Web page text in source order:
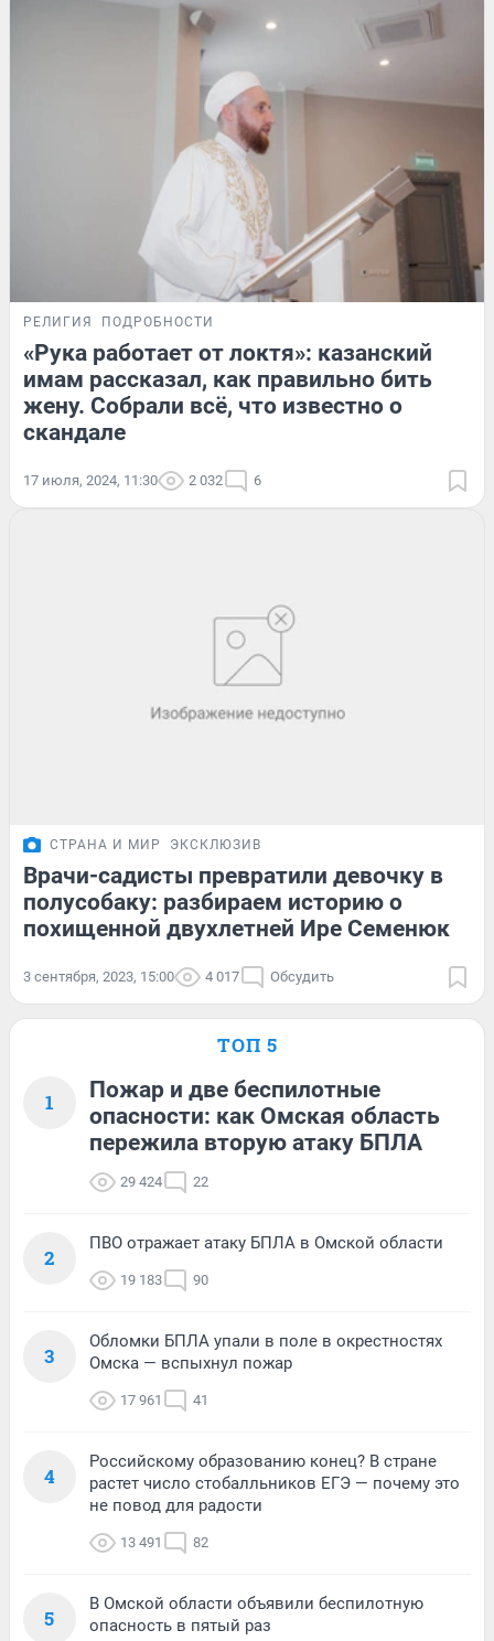
РЕЛИГИЯ ПОДРОБНОСТИ
«Рука работает от локтя»: казанский
имам рассказал, как правильно бить
жену. Собрали всё, что известно о
скандале
17 июля, 2024, 11:30 2 032 6
СТРАНА И МИР ЭКСКЛЮЗИВ
Врачи-садисты превратили девочку в
полусобаку: разбираем историю о
похищенной двухлетней Ире Семенюк
3 сентября, 2023, 15:00 4 017 Обсудить
ТОП 5
1
Пожар и две беспилотные
опасности: как Омская область
пережила вторую атаку БПЛА
29 424 22
2
ПВО отражает атаку БПЛА в Омской области
19 183 90
3
Обломки БПЛА упали в поле в окрестностях
Омска — вспыхнул пожар
17 961 41
4
Российскому образованию конец? В стране
растет число стобалльников ЕГЭ — почему это
не повод для радости
13 491 82
5
В Омской области объявили беспилотную
опасность в пятый раз